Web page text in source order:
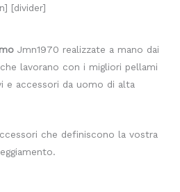
[divider]
Jmn1970 realizzate a mano dai
lavorano con i migliori pellami
e accessori da uomo di alta
che definiscono la vostra